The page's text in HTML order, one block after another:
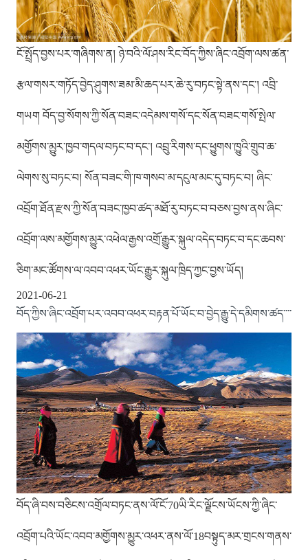
ངོ་སྤྲོད་བྱས་པར་གཞིགས་ན། ཉེ་བའི་ལོ་ཤས་རིང་བོད་ཀྱིས་ཞིང་འབྲོག་ལས་ཚན་
རྩལ་གསར་གཏོད་བྱེད་ཤུགས་ཟམ་མི་ཆད་པར་ཆེ་རུ་བཏང་སྟེ་ནས་དང་། འབྲི་
གཡག བོད་བྱ་སོགས་ཀྱི་སོན་བཟང་འདེམས་གསོ་དང་སོན་བཟང་གསོ་སྤེལ་
མགྱོགས་མྱུར་ཁྱབ་གདལ་བཏང་བ་དང་། འབྲུ་རིགས་དང་ཕྱུགས་ཁྱུའི་གྲུབ་ཆ་
ལེགས་སུ་བཏང་བ། སོན་བཟང་གི་ཁ་གསབ་མ་དངུལ་མང་དུ་བཏང་བ། ཞིང་
འབྲོག་ཐོན་རྫས་ཀྱི་སོན་བཟང་ཁྱབ་ཚད་མཐོ་རུ་བཏང་བ་བཅས་བྱས་ནས་ཞིང་
འབྲོག་ལས་མགྱོགས་མྱུར་འཕེལ་རྒྱས་འགྲོ་རྒྱུར་སྐུལ་འདེད་བཏང་བ་དང་ཆབས་
ཅིག་མང་ཚོགས་ལ་འབབ་འཕར་ཡོང་རྒྱུར་སྐུལ་ཁྲིད་ཀྱང་བྱས་ཡོད།
2021-06-21
བོད་ཀྱིས་ཞིང་འབྲོག་པར་འབབ་འཕར་བརྟན་པོ་ཡོང་བ་བྱེད་རྒྱུ་དེ་དམིགས་ཚད་་་་
བོད་ཞི་བས་བཅིངས་འགྲོལ་བཏང་ནས་ལོ་ངོ་70ཡི་རིང་ལྗོངས་ཡོངས་ཀྱི་ཞིང་
འབྲོག་པའི་ཡོང་འབབ་མགྱོགས་མྱུར་འཕར་ནས་ལོ་18བསྟུད་མར་གྲངས་གནས་